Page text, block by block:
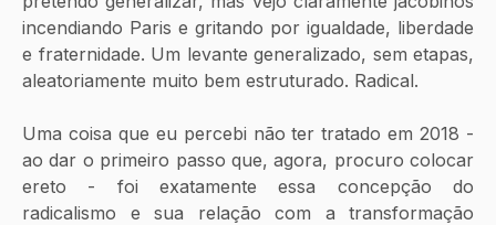
incendiando Paris e gritando por igualdade, liberdade
e fraternidade. Um levante generalizado, sem etapas,
aleatoriamente muito bem estruturado. Radical.
Uma coisa que eu percebi não ter tratado em 2018 -
ao dar o primeiro passo que, agora, procuro colocar
ereto - foi exatamente essa concepção do
radicalismo e sua relação com a transformação